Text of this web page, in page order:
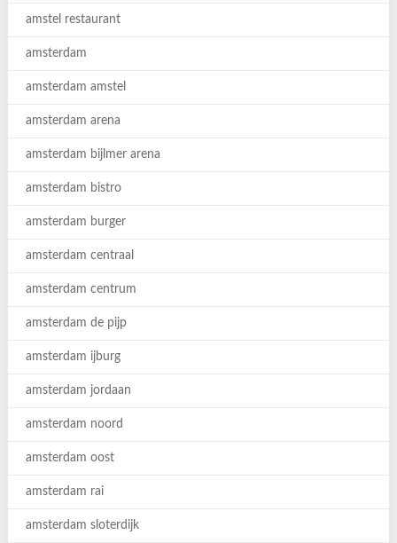
amstel restaurant
amsterdam
amsterdam amstel
amsterdam arena
amsterdam bijlmer arena
amsterdam bistro
amsterdam burger
amsterdam centraal
amsterdam centrum
amsterdam de pijp
amsterdam ijburg
amsterdam jordaan
amsterdam noord
amsterdam oost
amsterdam rai
amsterdam sloterdijk